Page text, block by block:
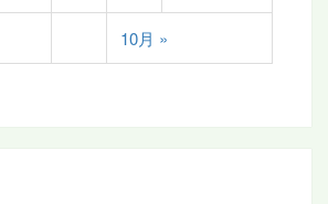
10月 »